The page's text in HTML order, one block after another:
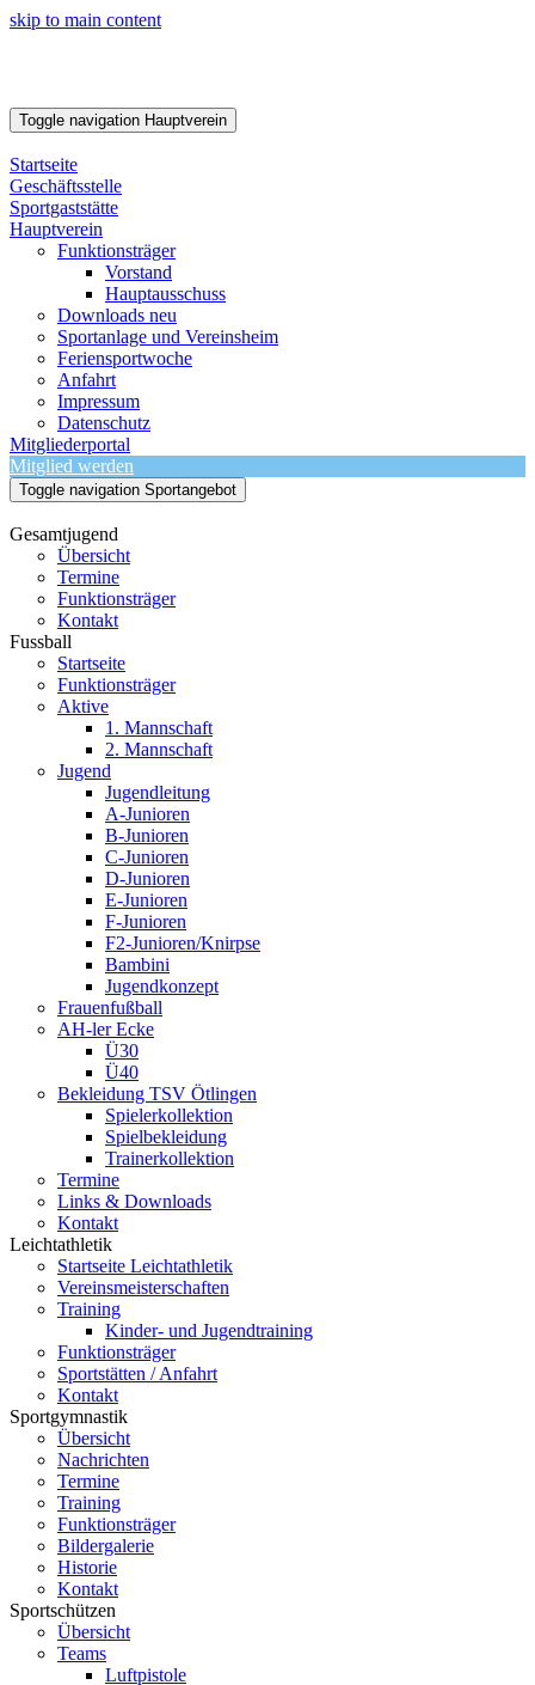
skip to main content
Toggle navigation Hauptverein
Startseite
Geschäftsstelle
Sportgaststätte
Hauptverein
Funktionsträger
Vorstand
Hauptausschuss
Downloads neu
Sportanlage und Vereinsheim
Feriensportwoche
Anfahrt
Impressum
Datenschutz
Mitgliederportal
Mitglied werden
Toggle navigation Sportangebot
Gesamtjugend
Übersicht
Termine
Funktionsträger
Kontakt
Fussball
Startseite
Funktionsträger
Aktive
1. Mannschaft
2. Mannschaft
Jugend
Jugendleitung
A-Junioren
B-Junioren
C-Junioren
D-Junioren
E-Junioren
F-Junioren
F2-Junioren/Knirpse
Bambini
Jugendkonzept
Frauenfußball
AH-ler Ecke
Ü30
Ü40
Bekleidung TSV Ötlingen
Spielerkollektion
Spielbekleidung
Trainerkollektion
Termine
Links & Downloads
Kontakt
Leichtathletik
Startseite Leichtathletik
Vereinsmeisterschaften
Training
Kinder- und Jugendtraining
Funktionsträger
Sportstätten / Anfahrt
Kontakt
Sportgymnastik
Übersicht
Nachrichten
Termine
Training
Funktionsträger
Bildergalerie
Historie
Kontakt
Sportschützen
Übersicht
Teams
Luftpistole